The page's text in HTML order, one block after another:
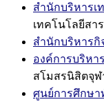
สำนักบริหารเ
เทคโนโลยีสา
สำนักบริหารกิ
องค์การบริหา
สโมสรนิสิตจุฬ
ศูนย์การศึกษา